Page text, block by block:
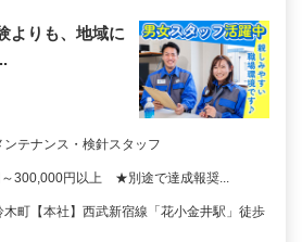
よりも、地域に
ンテナンス・検針スタッフ
～300,000円以上 ★別途で達成報奨...
木町【本社】西武新宿線「花小金井駅」徒歩